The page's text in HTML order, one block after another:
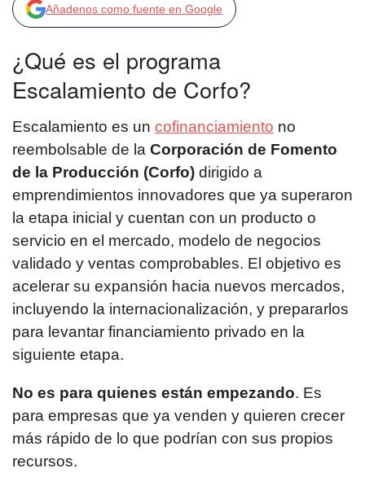
Añadenos como fuente en Google
¿Qué es el programa
Escalamiento de Corfo?
Escalamiento es un cofinanciamiento no
reembolsable de la Corporación de Fomento
de la Producción (Corfo) dirigido a
emprendimientos innovadores que ya superaron
la etapa inicial y cuentan con un producto o
servicio en el mercado, modelo de negocios
validado y ventas comprobables. El objetivo es
acelerar su expansión hacia nuevos mercados,
incluyendo la internacionalización, y prepararlos
para levantar financiamiento privado en la
siguiente etapa.
No es para quienes están empezando. Es
para empresas que ya venden y quieren crecer
más rápido de lo que podrían con sus propios
recursos.